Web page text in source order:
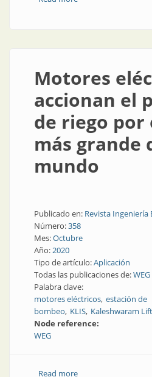
Motores
accionan el
de riego por
más grande
mundo
Publicado en: Revista Ingeniería
Número:358
Mes:Octubre
Año:2020
Tipo de artículo:Aplicación
Todas las publicaciones de:WEG
Palabra clave:
motores eléctricos estación de
bombeo KLIS Kaleshwaram
Node reference:
WEG
Read moreabout Motores